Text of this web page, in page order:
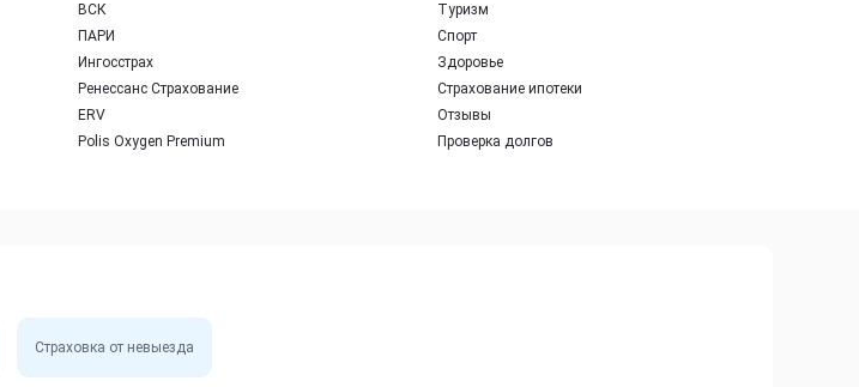
ВСК
ПАРИ
Ингосстрах
Ренессанс Страхование
ERV
Polis Oxygen Premium
Туризм
Спорт
Здоровье
Страхование ипотеки
Отзывы
Проверка долгов
Страховка от невыезда